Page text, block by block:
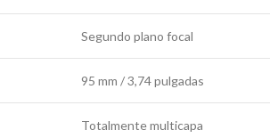
Segundo plano focal
95 mm / 3,74 pulgadas
Totalmente multicapa